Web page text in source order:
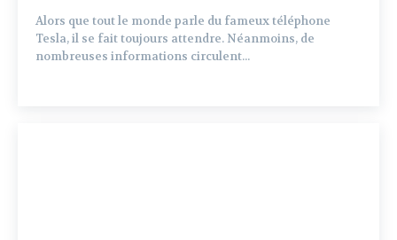
Alors que tout le monde parle du fameux téléphone
Tesla, il se fait toujours attendre. Néanmoins, de
nombreuses informations circulent...